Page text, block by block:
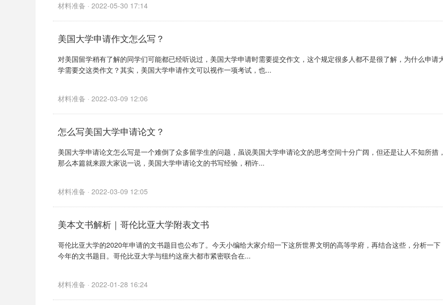
材料准备 · 2022-05-30 17:14
美国大学申请作文怎么写？
对美国留学稍有了解的同学们可能都已经听说过，美国大学申请时需要提交作文，这个规定很多人都不是很了解，为什么申请
学需要交这类作文？其实，美国大学申请作文可以视作一项考试，也...
材料准备 · 2022-03-09 12:06
怎么写美国大学申请论文？
美国大学申请论文怎么写是一个难倒了众多留学生的问题，虽说美国大学申请论文的思考空间十分广阔，但还是让人不知所措
那么本篇就来跟大家说一说，美国大学申请论文的书写经验，稍许...
材料准备 · 2022-03-09 12:05
美本文书解析｜哥伦比亚大学附表文书
哥伦比亚大学的2020年申请的文书题目也公布了。今天小编给大家介绍一下这所世界文明的高等学府，再结合这些，分析一下
今年的文书题目。哥伦比亚大学与纽约这座大都市紧密联合在...
材料准备 · 2022-01-28 16:24